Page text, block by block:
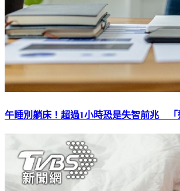
午睡別躺床！超過1小時恐是失智前兆 「